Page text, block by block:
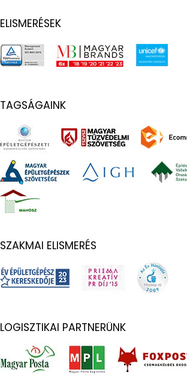
ELISMERÉSEK
TAGSÁGAINK
SZAKMAI ELISMERÉS
LOGISZTIKAI PARTNERÜNK